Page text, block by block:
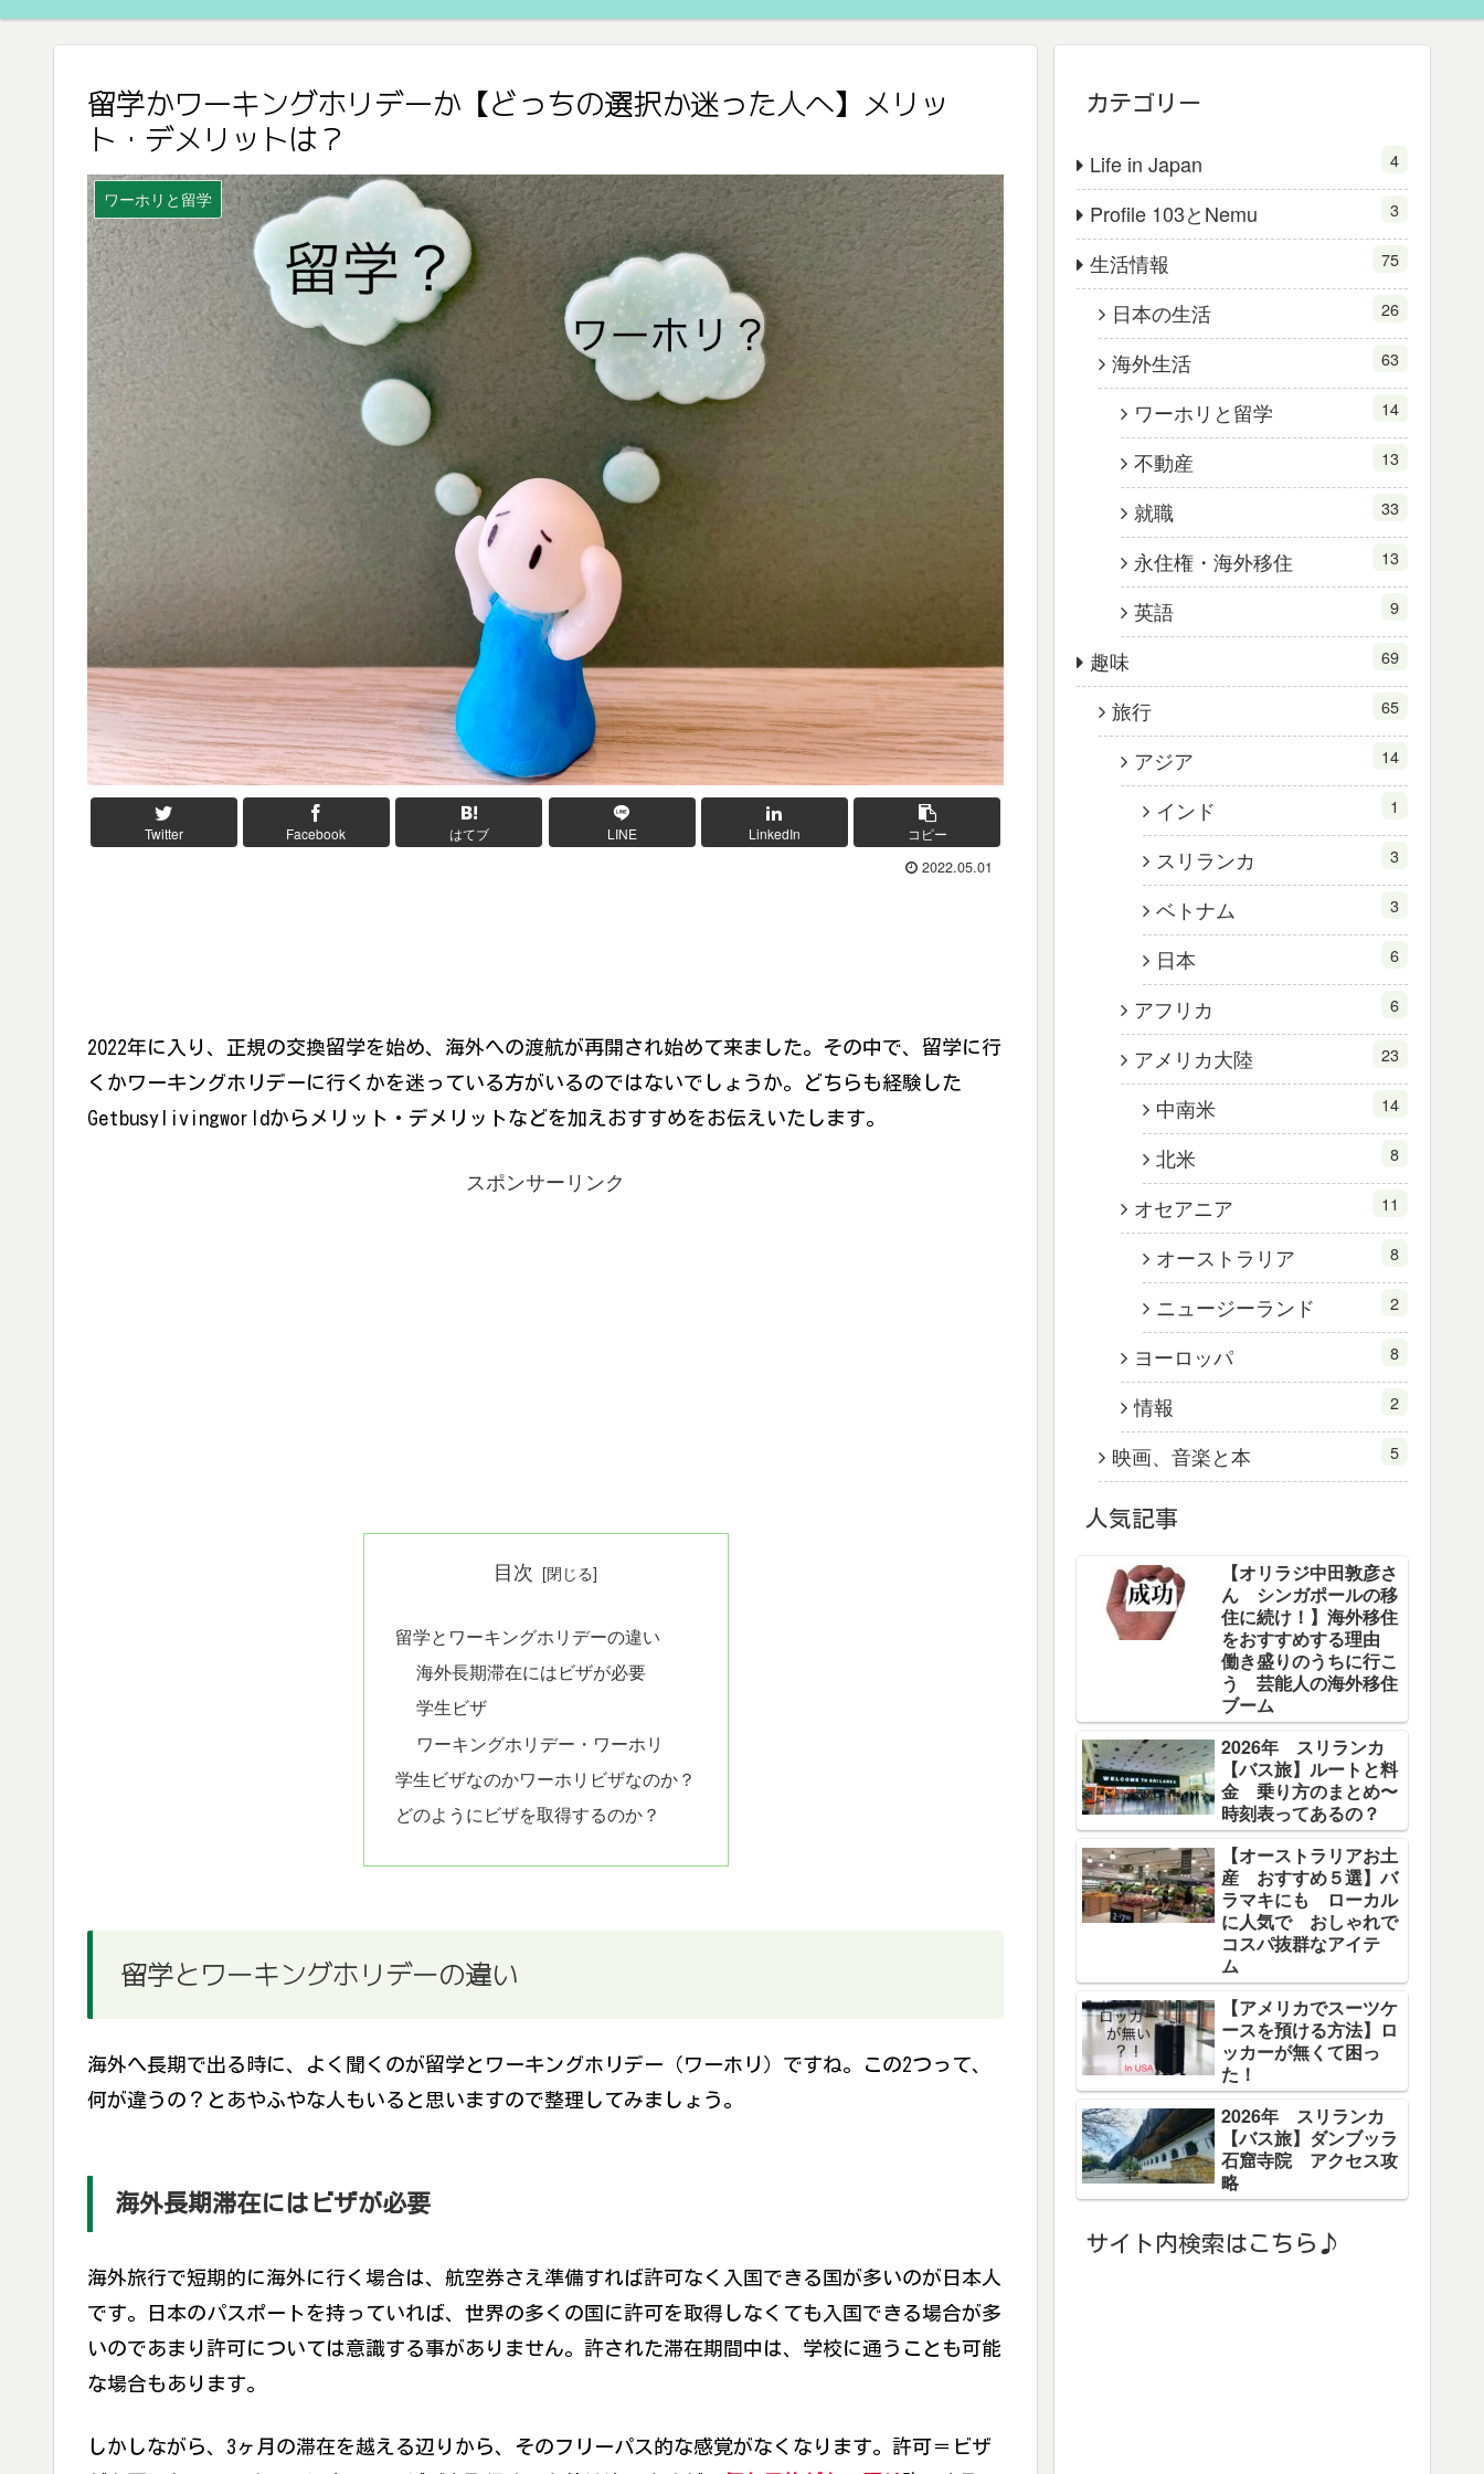
留学かワーキングホリデーか【どっちの選択か迷った人へ】メリッ
ト・デメリットは？
ワーホリと留学
Twitter Facebook はてブ LINE LinkedIn コピー
2022.05.01
2022年に入り、正規の交換留学を始め、海外への渡航が再開され始めて来ました。その中で、留学に行
くかワーキングホリデーに行くかを迷っている方がいるのではないでしょうか。どちらも経験した
Getbusylivingworldからメリット・デメリットなどを加えおすすめをお伝えいたします。
スポンサーリンク
目次
留学とワーキングホリデーの違い
海外長期滞在にはビザが必要
学生ビザ
ワーキングホリデー・ワーホリ
学生ビザなのかワーホリビザなのか？
どのようにビザを取得するのか？
留学とワーキングホリデーの違い
海外へ長期で出る時に、よく聞くのが留学とワーキングホリデー（ワーホリ）ですね。この2つって、
何が違うの？とあやふやな人もいると思いますので整理してみましょう。
海外長期滞在にはビザが必要
海外旅行で短期的に海外に行く場合は、航空券さえ準備すれば許可なく入国できる国が多いのが日本人
です。日本のパスポートを持っていれば、世界の多くの国に許可を取得しなくても入国できる場合が多
いのであまり許可については意識する事がありません。許された滞在期間中は、学校に通うことも可能
な場合もあります。
しかしながら、3ヶ月の滞在を越える辺りから、そのフリーパス的な感覚がなくなります。許可＝ビザ
カテゴリー
Life in Japan 4
Profile 103とNemu 3
生活情報 75
日本の生活 26
海外生活 63
ワーホリと留学 14
不動産 13
就職 33
永住権・海外移住 13
英語 9
趣味 69
旅行 65
アジア 14
インド 1
スリランカ 3
ベトナム 3
日本 6
アフリカ 6
アメリカ大陸 23
中南米 14
北米 8
オセアニア 11
オーストラリア 8
ニュージーランド 2
ヨーロッパ 8
情報 2
映画、音楽と本 5
人気記事
【オリラジ中田敦彦さ
ん シンガポールの移
住に続け！】海外移住
をおすすめする理由
働き盛りのうちに行こ
う 芸能人の海外移住
ブーム
2026年 スリランカ
【バス旅】ルートと料
金 乗り方のまとめ〜
時刻表ってあるの？
【オーストラリアお土
産 おすすめ５選】バ
ラマキにも ローカル
に人気で おしゃれで
コスパ抜群なアイテ
ム
【アメリカでスーツケ
ースを預ける方法】ロ
ッカーが無くて困っ
た！
2026年 スリランカ
【バス旅】ダンブッラ
石窟寺院 アクセス攻
略
サイト内検索はこちら♪